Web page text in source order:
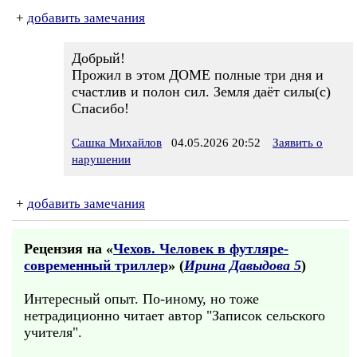
+ добавить замечания
Добрый!
Прожил в этом ДОМЕ полные три дня и
счастлив и полон сил. Земля даёт силы(с)
Спасибо!
Сашка Михайлов 04.05.2026 20:52
Заявить о
нарушении
+ добавить замечания
Рецензия на «Чехов. Человек в футляре-
современный триллер» (Ирина Давыдова 5)
Интересный опыт. По-иному, но тоже
нетрадиционно читает автор "Записок сельского
учителя".